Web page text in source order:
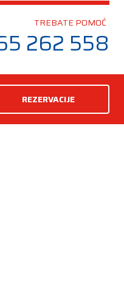
TREBATE POMOĆ
262 558
REZERVACIJE